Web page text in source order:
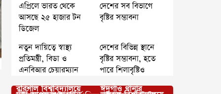
এপ্রিলে ভারত থেকে
আসছে ২৫ হাজার টন
ডিজেল
দেশের সব বিভাগে
বৃষ্টির সম্ভাবনা
নতুন দায়িত্বে স্বাস্থ্য
প্রতিমন্ত্রী, বিডা ও
এনবিআর চেয়ারম্যান
দেশের বিভিন্ন স্থানে
বৃষ্টির সম্ভাবনা, হতে
পারে শিলাবৃষ্টিও
বরিশাল বিশ্ববিদ্যালয়ে
ঈদগাঁও থানার